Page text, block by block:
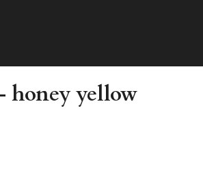
honey yellow